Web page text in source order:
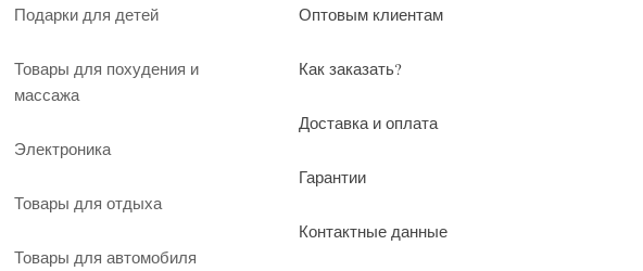
Подарки для детей
Товары для похудения и
массажа
Электроника
Товары для отдыха
Товары для автомобиля
Оптовым клиентам
Как заказать?
Доставка и оплата
Гарантии
Контактные данные